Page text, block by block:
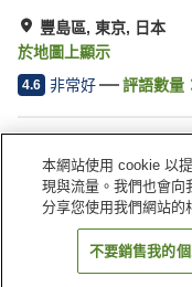
豐島區, 東京, 日本
於地圖上顯示
4.6 非常好 評語數量
停車場
餐廳
日本 東京
本網站使用 cookie 以
現與流量。我們也會向
分享您使用我們網站的
不要銷售我的